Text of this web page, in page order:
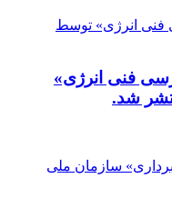
فنی انرژی»
شد.